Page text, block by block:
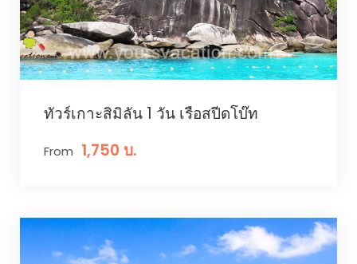
ทัวร์เกาะสิมิลัน 1 วัน เรือสปีดโบ๊ท
From 1,750 บ.